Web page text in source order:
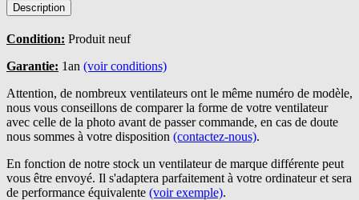
Description
Condition: Produit neuf
Garantie: 1an (voir conditions)
Attention, de nombreux ventilateurs ont le même numéro de modèle,
nous vous conseillons de comparer la forme de votre ventilateur
avec celle de la photo avant de passer commande, en cas de doute
nous sommes à votre disposition (contactez-nous).
En fonction de notre stock un ventilateur de marque différente peut
vous être envoyé. Il s'adaptera parfaitement à votre ordinateur et sera
de performance équivalente (voir exemple).